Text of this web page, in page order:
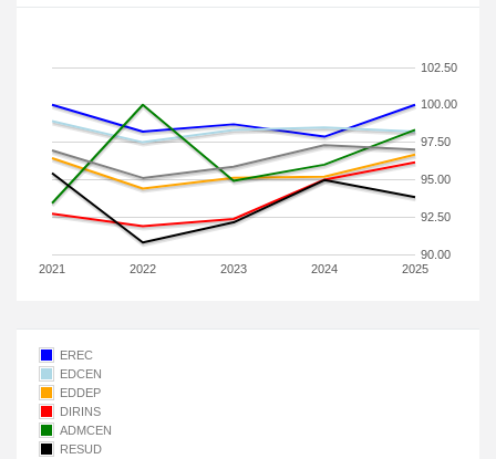
2021 2022 2023 2024 2025
90.00
92.50
95.00
97.50
100.00
102.50
EREC
EDCEN
EDDEP
DIRINS
ADMCEN
RESUD